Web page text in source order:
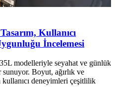
Kullanıcı
İncelemesi
modelleriyle seyahat ve günlük
Boyut, ağırlık ve
deneyimleri çeşitlilik